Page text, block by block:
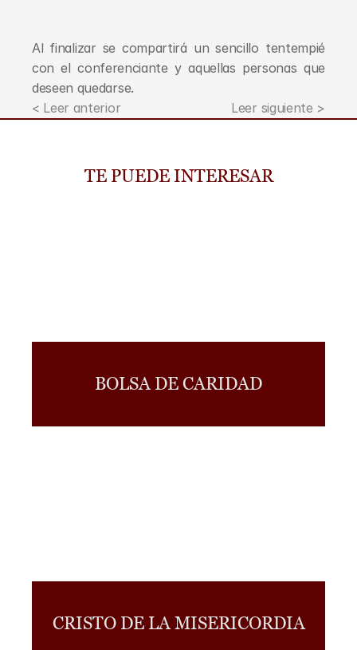
Al finalizar se compartirá un sencillo tentempié
con el conferenciante y aquellas personas que
deseen quedarse.
< Leer anterior
Leer siguiente >
TE PUEDE INTERESAR
BOLSA DE CARIDAD
CRISTO DE LA MISERICORDIA